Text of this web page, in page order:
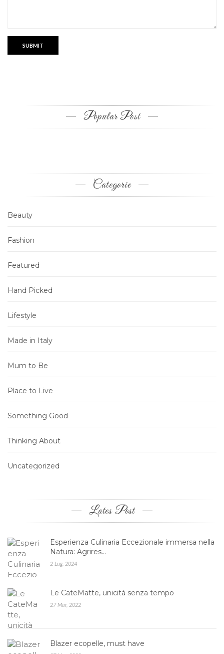
Popular Post
Categorie
Beauty
Fashion
Featured
Hand Picked
Lifestyle
Made in Italy
Mum to Be
Place to Live
Something Good
Thinking About
Uncategorized
Lates Post
Esperienza Culinaria Eccezionale immersa nella
Natura: Agrires…
2 Lug, 2024
Le CateMatte, unicità senza tempo
27 Mar, 2022
Blazer ecopelle, must have